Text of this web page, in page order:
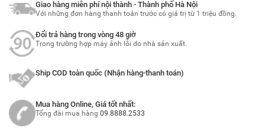
Giao hàng miễn phí nội thành - Thành phố Hà Nội
Với những đơn hàng thanh toán trước có giá trị từ 1 triệu đồng.
Đổi trả hàng trong vòng 48 giờ
Trong trường hợp máy ảnh lỗi do nhà sản xuất.
Ship COD toàn quốc (Nhận hàng-thanh toán)
Mua hàng Online, Giá tốt nhất:
Tổng đài mua hàng 09.8888.2533